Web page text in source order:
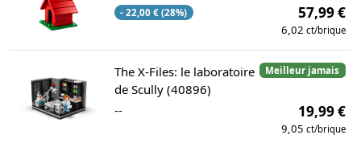
- 22,00 € (28%) 57,99 €
6,02 ct/brique
Meilleur jamais
The X-Files: le laboratoire
de Scully (40896)
--
19,99 €
9,05 ct/brique